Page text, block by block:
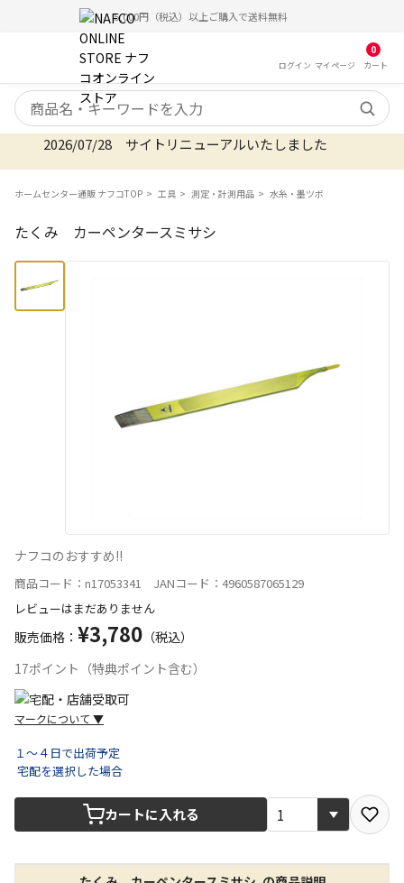
5,000円（税込）以上ご購入で送料無料
ログイン マイ ページ
0
カート
検索キーワード
2026/07/28 サイトリニューアルいたしました
ホームセンター通販 ナフコTOP 工具 測定・計測用品 水糸・墨ツボ
たくみ カーペンタースミサシ
ナフコのおすすめ!!
商品コード：n17053341 JANコード：4960587065129
レビューはまだありません
販売価格： ¥3,780 （税込）
17ポイント（特典ポイント含む）
マークについて ▼
できません）
１～４日で出荷予定
宅配を選択した場合
カートに入れる